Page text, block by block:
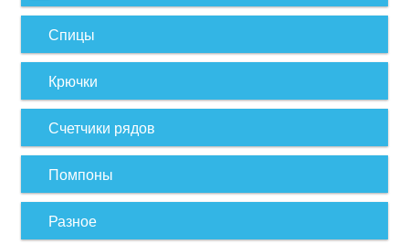
Спицы
Крючки
Счетчики рядов
Помпоны
Разное